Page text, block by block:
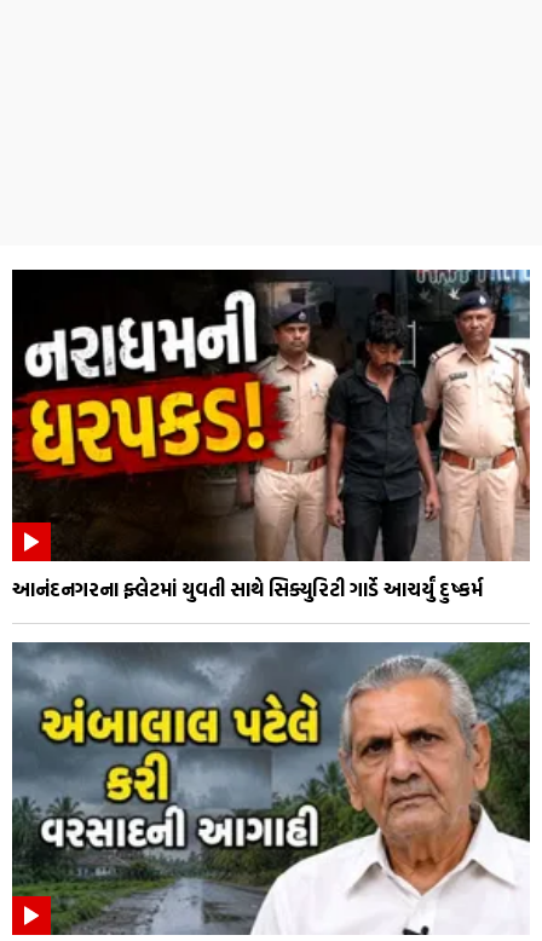
આનંદનગરના ફ્લેટમાં યુવતી સાથે સિક્યુરિટી ગાર્ડે આચર્યું દુષ્કર્મ